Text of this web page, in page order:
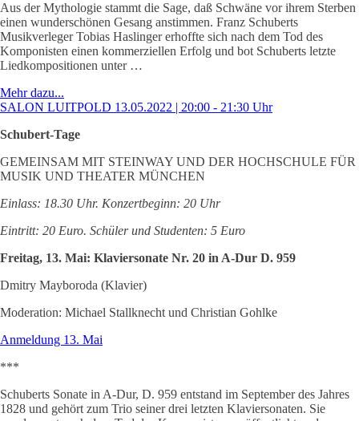
Aus der Mythologie stammt die Sage, daß Schwäne vor ihrem Sterben
einen wunderschönen Gesang anstimmen. Franz Schuberts
Musikverleger Tobias Haslinger erhoffte sich nach dem Tod des
Komponisten einen kommerziellen Erfolg und bot Schuberts letzte
Liedkompositionen unter …
Mehr dazu...
SALON LUITPOLD 13.05.2022 | 20:00 - 21:30 Uhr
Schubert-Tage
GEMEINSAM MIT STEINWAY UND DER HOCHSCHULE FÜR
MUSIK UND THEATER MÜNCHEN
Einlass: 18.30 Uhr. Konzertbeginn: 20 Uhr
Eintritt: 20 Euro. Schüler und Studenten: 5 Euro
Freitag, 13. Mai: Klaviersonate Nr. 20 in A-Dur D. 959
Dmitry Mayboroda (Klavier)
Moderation: Michael Stallknecht und Christian Gohlke
Anmeldung 13. Mai
***
Schuberts Sonate in A-Dur, D. 959 entstand im September des Jahres
1828 und gehört zum Trio seiner drei letzten Klaviersonaten. Sie